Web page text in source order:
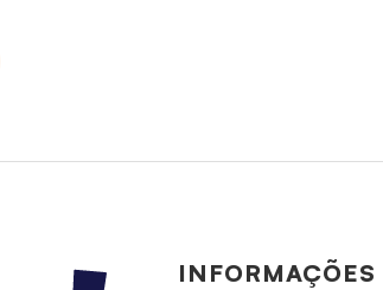
INFORMAÇÕES